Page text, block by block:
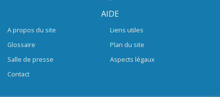
AIDE
A propos du site
Glossaire
Salle de presse
Contact
Liens utiles
Plan du site
Aspects légaux